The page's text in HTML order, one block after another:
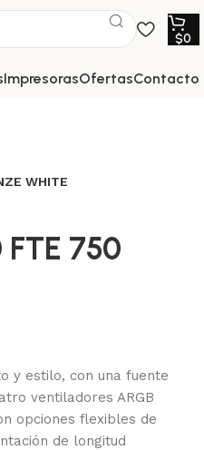
$0
impresoras ofertas contacto
WHITE
FTE 750
y estilo, con una fuente
ventiladores ARGB
opciones flexibles de
de longitud